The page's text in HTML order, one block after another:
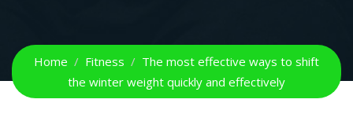
Home Fitness
The most effective ways to shift
the winter weight quickly and effectively